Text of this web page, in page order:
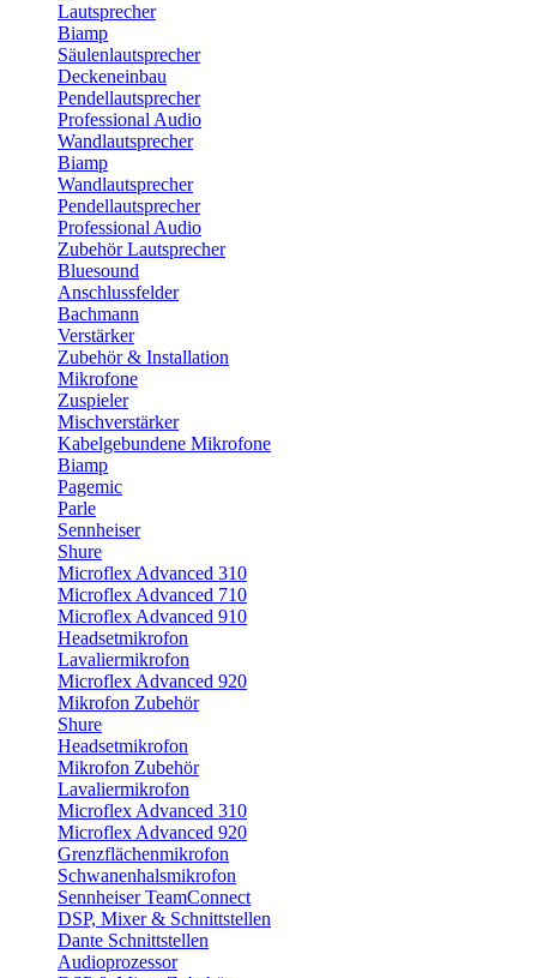
Lautsprecher
Biamp
Säulenlautsprecher
Deckeneinbau
Pendellautsprecher
Professional Audio
Wandlautsprecher
Biamp
Wandlautsprecher
Pendellautsprecher
Professional Audio
Zubehör Lautsprecher
Bluesound
Anschlussfelder
Bachmann
Verstärker
Zubehör & Installation
Mikrofone
Zuspieler
Mischverstärker
Kabelgebundene Mikrofone
Biamp
Pagemic
Parle
Sennheiser
Shure
Microflex Advanced 310
Microflex Advanced 710
Microflex Advanced 910
Headsetmikrofon
Lavaliermikrofon
Microflex Advanced 920
Mikrofon Zubehör
Shure
Headsetmikrofon
Mikrofon Zubehör
Lavaliermikrofon
Microflex Advanced 310
Microflex Advanced 920
Grenzflächenmikrofon
Schwanenhalsmikrofon
Sennheiser TeamConnect
DSP, Mixer & Schnittstellen
Dante Schnittstellen
Audioprozessor